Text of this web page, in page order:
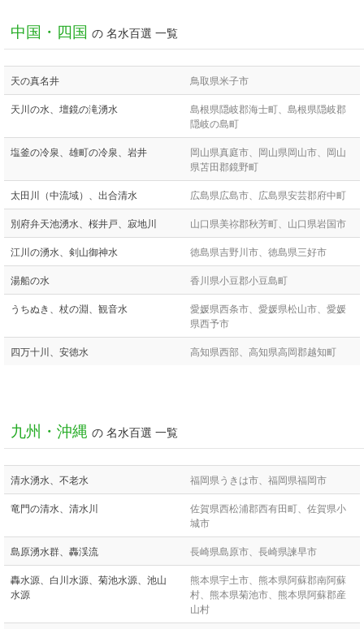
中国・四国 の 名水百選 一覧
天の真名井 鳥取県米子市
天川の水、壇鏡の滝湧水
島根県隠岐郡海士町、島根県隠岐郡
隠岐の島町
塩釜の冷泉、雄町の冷泉、岩井
岡山県真庭市、岡山県岡山市、岡山
県苫田郡鏡野町
太田川（中流域）、出合清水 広島県広島市、広島県安芸郡府中町
別府弁天池湧水、桜井戸、寂地川 山口県美祢郡秋芳町、山口県岩国市
江川の湧水、剣山御神水 徳島県吉野川市、徳島県三好市
湯船の水 香川県小豆郡小豆島町
うちぬき、杖の淵、観音水
愛媛県西条市、愛媛県松山市、愛媛
県西予市
四万十川、安徳水 高知県西部、高知県高岡郡越知町
九州・沖縄 の 名水百選 一覧
清水湧水、不老水 福岡県うきは市、福岡県福岡市
竜門の清水、清水川
佐賀県西松浦郡西有田町、佐賀県小
城市
島原湧水群、轟渓流 長崎県島原市、長崎県諫早市
轟水源、白川水源、菊池水源、池山
水源
熊本県宇土市、熊本県阿蘇郡南阿蘇
村、熊本県菊池市、熊本県阿蘇郡産
山村